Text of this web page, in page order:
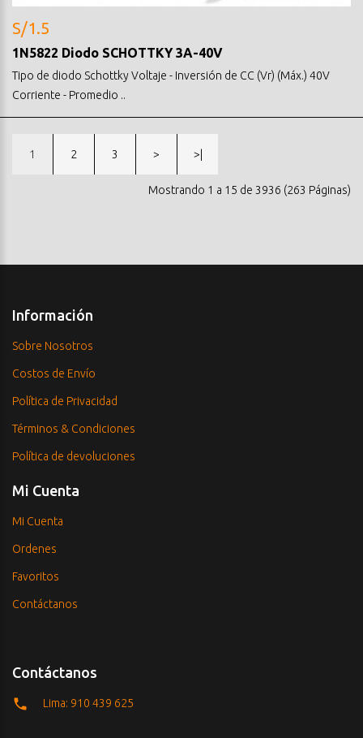
S/1.5
1N5822 Diodo SCHOTTKY 3A-40V
Tipo de diodo Schottky Voltaje - Inversión de CC (Vr) (Máx.) 40V
Corriente - Promedio ..
1 2 3 > >|
Mostrando 1 a 15 de 3936 (263 Páginas)
Información
Sobre Nosotros
Costos de Envío
Política de Privacidad
Términos & Condiciones
Política de devoluciones
Mi Cuenta
Mi Cuenta
Ordenes
Favoritos
Contáctanos
Contáctanos
Lima: 910 439 625